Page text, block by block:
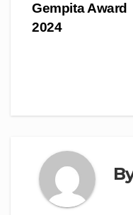
Gempita Award
2024